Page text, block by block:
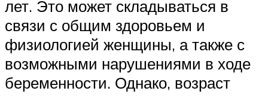
лет. Это может складываться в
связи с общим здоровьем и
физиологией женщины, а также с
возможными нарушениями в ходе
беременности. Однако, возраст